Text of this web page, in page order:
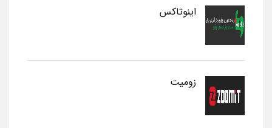
اینوتاکس
زومیت